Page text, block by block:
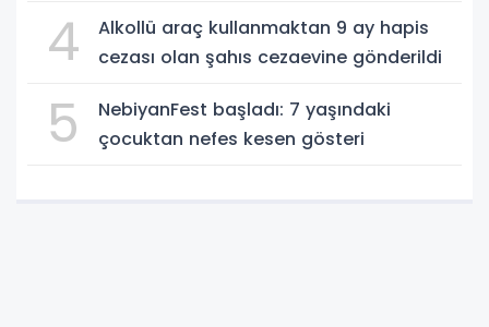
4
Alkollü araç kullanmaktan 9 ay hapis
cezası olan şahıs cezaevine gönderildi
5
NebiyanFest başladı: 7 yaşındaki
çocuktan nefes kesen gösteri